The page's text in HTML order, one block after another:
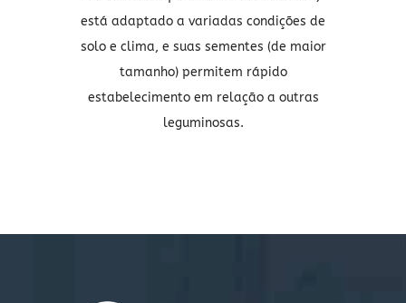
está adaptado a variadas condições de
solo e clima, e suas sementes (de maior
tamanho) permitem rápido
estabelecimento em relação a outras
leguminosas.